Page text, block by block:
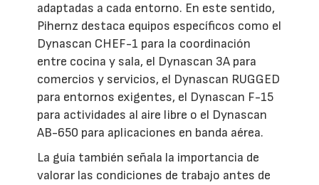
adaptadas a cada entorno. En este sentido,
Pihernz destaca equipos específicos como el
Dynascan CHEF-1 para la coordinación
entre cocina y sala, el Dynascan 3A para
comercios y servicios, el Dynascan RUGGED
para entornos exigentes, el Dynascan F-15
para actividades al aire libre o el Dynascan
AB-650 para aplicaciones en banda aérea.
La guía también señala la importancia de
valorar las condiciones de trabajo antes de